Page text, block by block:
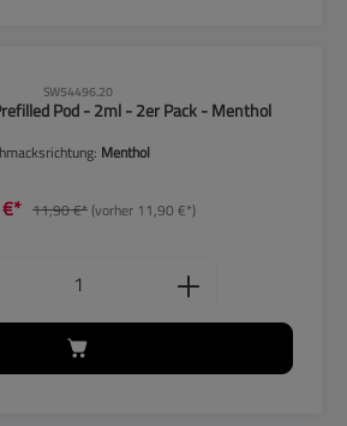
SW54496.20
Pod - 2ml - 2er Pack - Menthol
Menthol
11,90 €*(vorher 11,90 €*)
Anzahl: Gib den